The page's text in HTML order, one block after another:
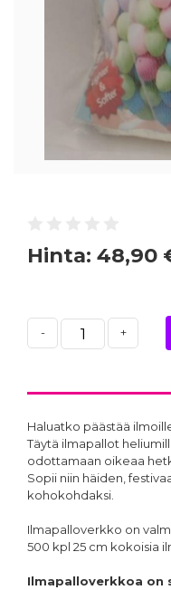
Hinta: 48,90
- +
Haluatko päästää
Täytä ilmapallot
odottamaan oikeaa
Sopii niin häiden,
kohokohdaksi.
Ilmapalloverkko on
500 kpl 25 cm kokoisia
Ilmapalloverkkoa on